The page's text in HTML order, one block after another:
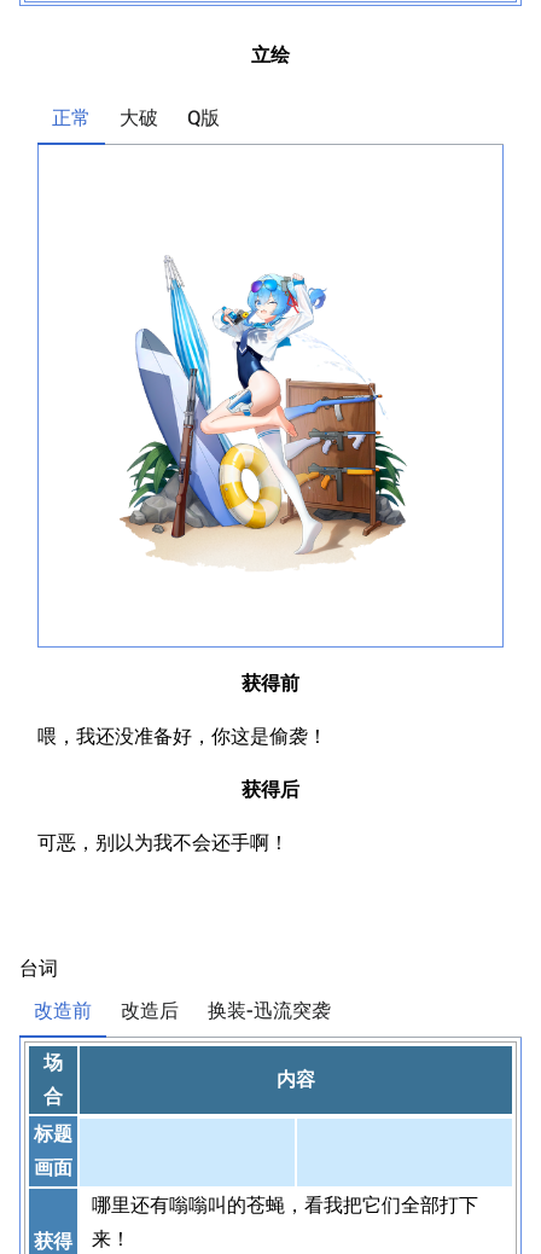
立绘
正常 大破 Q版
获得前
喂，我还没准备好，你这是偷袭！
获得后
可恶，别以为我不会还手啊！
台词
改造前 改造后 换装-迅流突袭
场
合
内容
标题
画面
获得
哪里还有嗡嗡叫的苍蝇，看我把它们全部打下
来！